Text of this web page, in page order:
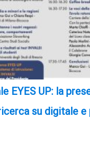
EYES UP: la
su digitale